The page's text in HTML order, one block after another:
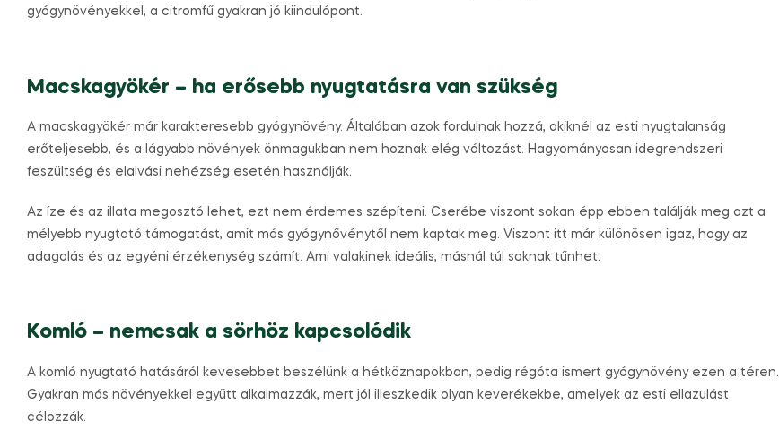
gyógynövényekkel, a citromfű gyakran jó kiindulópont.
Macskagyökér – ha erősebb nyugtatásra van szükség
A macskagyökér már karakteresebb gyógynövény. Általában azok fordulnak hozzá, akiknél az esti nyugtalanság
erőteljesebb, és a lágyabb növények önmagukban nem hoznak elég változást. Hagyományosan idegrendszeri
feszültség és elalvási nehézség esetén használják.
Az íze és az illata megosztó lehet, ezt nem érdemes szépíteni. Cserébe viszont sokan épp ebben találják meg azt a
mélyebb nyugtató támogatást, amit más gyógynővénytől nem kaptak meg. Viszont itt már különösen igaz, hogy az
adagolás és az egyéni érzékenység számít. Ami valakinek ideális, másnál túl soknak tűnhet.
Komló – nemcsak a sörhöz kapcsolódik
A komló nyugtató hatásáról kevesebbet beszélünk a hétköznapokban, pedig régóta ismert gyógynövény ezen a téren.
Gyakran más növényekkel együtt alkalmazzák, mert jól illeszkedik olyan keverékekbe, amelyek az esti ellazulást
célozzák.